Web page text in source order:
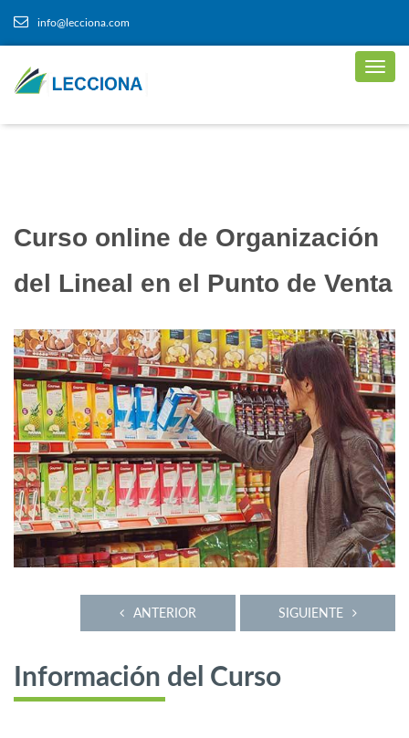
info@lecciona.com
Curso online de Organización
del Lineal en el Punto de Venta
SIGUIENTE
ANTERIOR
Información del Curso